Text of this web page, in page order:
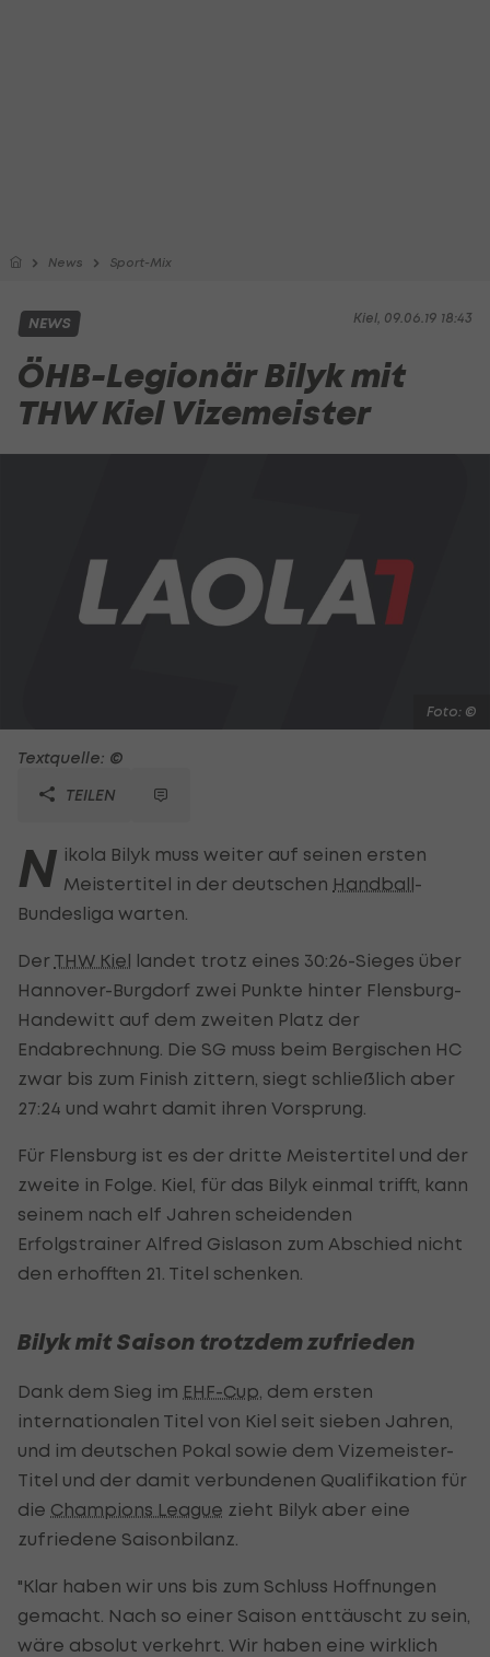
News Sport-Mix
Kiel, 09.06.19 18:43
NEWS
ÖHB-Legionär Bilyk mit
THW Kiel Vizemeister
Foto: ©
Textquelle: ©
TEILEN
N ikola Bilyk muss weiter auf seinen ersten
Meistertitel in der deutschen Handball-
Bundesliga warten.
Der THW Kiel landet trotz eines 30:26-Sieges über
Hannover-Burgdorf zwei Punkte hinter Flensburg-
Handewitt auf dem zweiten Platz der
Endabrechnung. Die SG muss beim Bergischen HC
zwar bis zum Finish zittern, siegt schließlich aber
27:24 und wahrt damit ihren Vorsprung.
Für Flensburg ist es der dritte Meistertitel und der
zweite in Folge. Kiel, für das Bilyk einmal trifft, kann
seinem nach elf Jahren scheidenden
Erfolgstrainer Alfred Gislason zum Abschied nicht
den erhofften 21. Titel schenken.
Bilyk mit Saison trotzdem zufrieden
Dank dem Sieg im EHF-Cup , dem ersten
internationalen Titel von Kiel seit sieben Jahren,
und im deutschen Pokal sowie dem Vizemeister-
Titel und der damit verbundenen Qualifikation für
die Champions League zieht Bilyk aber eine
zufriedene Saisonbilanz.
"Klar haben wir uns bis zum Schluss Hoffnungen
gemacht. Nach so einer Saison enttäuscht zu sein,
wäre absolut verkehrt. Wir haben eine wirklich